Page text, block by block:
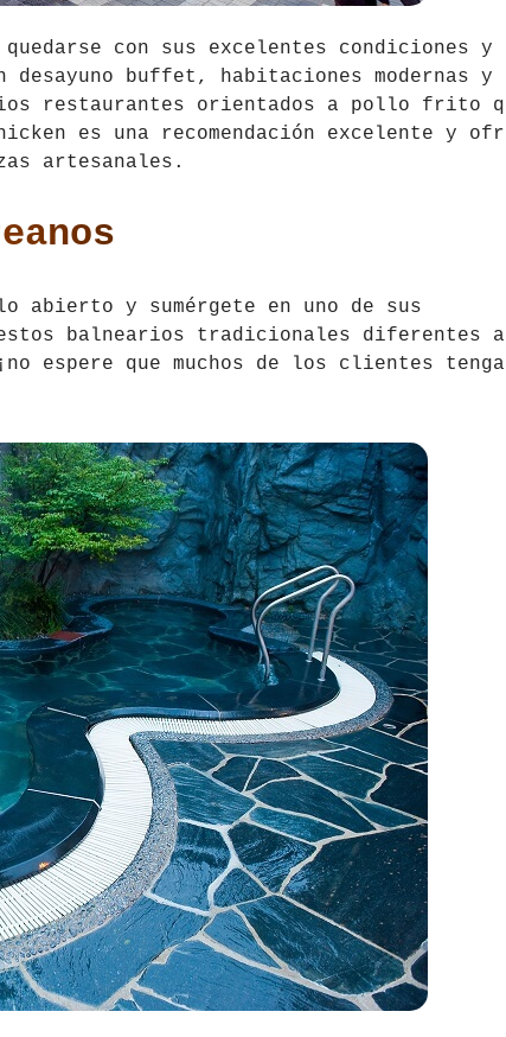
con sus excelentes condiciones y
buffet, habitaciones modernas y
restaurantes orientados a pollo frito
es una recomendación excelente y
artesanales.
abierto y sumérgete en uno de sus
balnearios tradicionales diferentes a
espere que muchos de los clientes